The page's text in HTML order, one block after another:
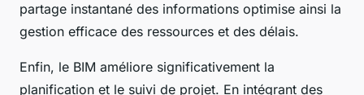
partage instantané des informations optimise ainsi la
gestion efficace des ressources et des délais.
Enfin, le BIM améliore significativement la
planification et le suivi de projet. En intégrant des